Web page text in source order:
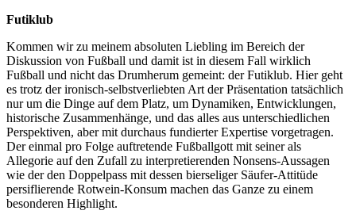
Futiklub
Kommen wir zu meinem absoluten Liebling im Bereich der
Diskussion von Fußball und damit ist in diesem Fall wirklich
Fußball und nicht das Drumherum gemeint: der Futiklub. Hier geht
es trotz der ironisch-selbstverliebten Art der Präsentation tatsächlich
nur um die Dinge auf dem Platz, um Dynamiken, Entwicklungen,
historische Zusammenhänge, und das alles aus unterschiedlichen
Perspektiven, aber mit durchaus fundierter Expertise vorgetragen.
Der einmal pro Folge auftretende Fußballgott mit seiner als
Allegorie auf den Zufall zu interpretierenden Nonsens-Aussagen
wie der den Doppelpass mit dessen bierseliger Säufer-Attitüde
persiflierende Rotwein-Konsum machen das Ganze zu einem
besonderen Highlight.